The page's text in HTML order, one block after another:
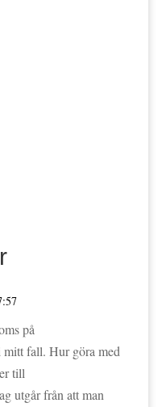
på
mitt fall. Hur göra med
till
utgår från att man